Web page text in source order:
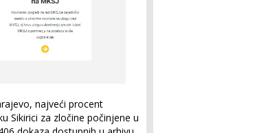
najveći procent
Sikirici za zločine počinjene u